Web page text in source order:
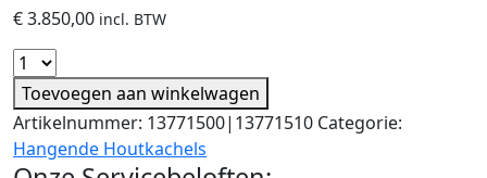
€3.850,00 incl. BTW
Toevoegen aan winkelwagen
Artikelnummer: 13771500|13771510 Categorie:
Hangende Houtkachels